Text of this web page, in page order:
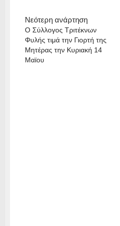
Νεότερη ανάρτηση
Ο Σύλλογος Τριτέκνων
Φυλής τιμά την Γιορτή της
Μητέρας την Κυριακή 14
Μαϊου